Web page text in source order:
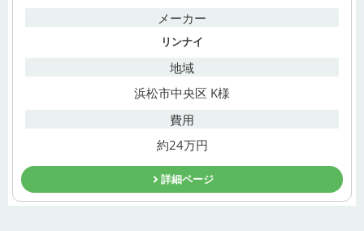
メーカー
リンナイ
地域
浜松市中央区 K様
費用
約24万円
詳細ページ